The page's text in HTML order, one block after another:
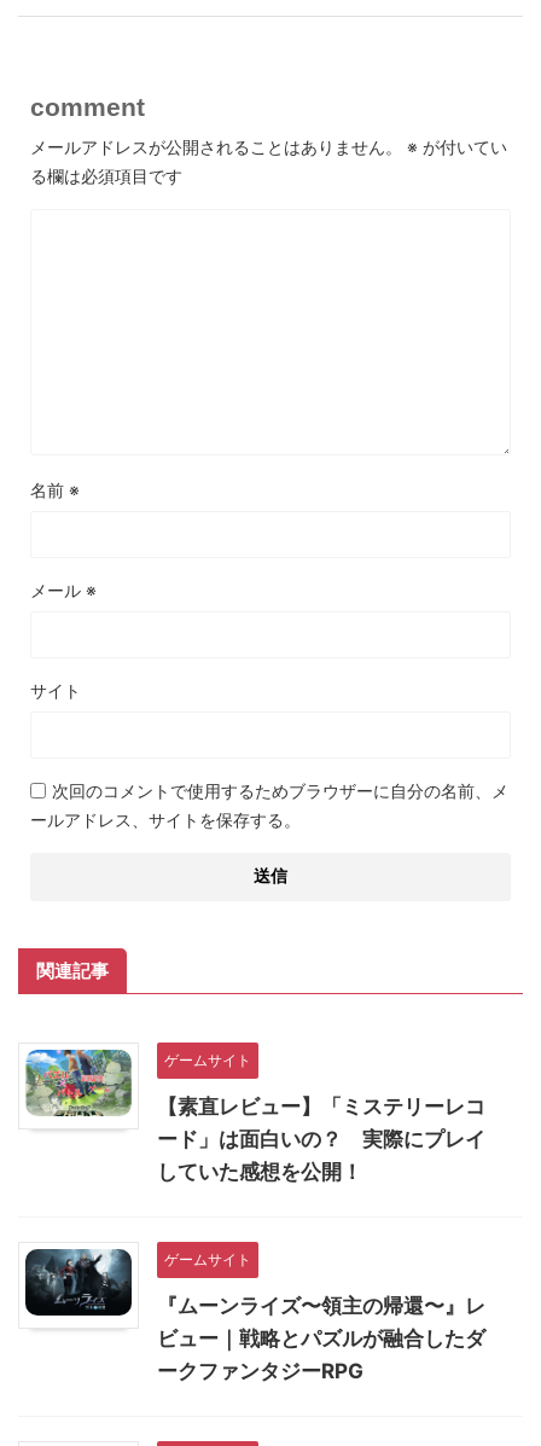
comment
メールアドレスが公開されることはありません。 ※ が付いてい
る欄は必須項目です
名前 ※
メール ※
サイト
次回のコメントで使用するためブラウザーに自分の名前、メ
ールアドレス、サイトを保存する。
関連記事
ゲームサイト
【素直レビュー】「ミステリーレコ
ード」は面白いの？ 実際にプレイ
していた感想を公開！
ゲームサイト
『ムーンライズ〜領主の帰還〜』レ
ビュー｜戦略とパズルが融合したダ
ークファンタジーRPG